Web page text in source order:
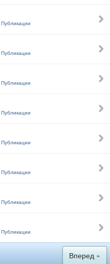
Публикации
Публикации
Публикации
Публикации
Публикации
Публикации
Публикации
Публикации
Вперед »